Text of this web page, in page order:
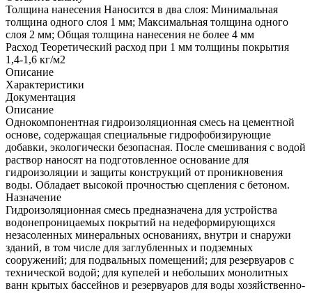
Толщина нанесения Наносится в два слоя: Минимальная
толщина одного слоя 1 мм; Максимальная толщина одного
слоя 2 мм; Общая толщина нанесения не более 4 мм
Расход Теоретический расход при 1 мм толщины покрытия
1,4-1,6 кг/м2
Описание
Характеристики
Документация
Описание
Однокомпонентная гидроизоляционная смесь на цементной
основе, содержащая специальные гидрофобизирующие
добавки, экологически безопасная. После смешивания с водой
раствор наносят на подготовленное основание для
гидроизоляции и защиты конструкций от проникновения
воды. Обладает высокой прочностью сцепления с бетоном.
Назначение
Гидроизоляционная смесь предназначена для устройства
водонепроницаемых покрытий на недеформирующихся
незасоленных минеральных основаниях, внутри и снаружи
зданий, в том числе для заглубленных и подземных
сооружений; для подвальных помещений; для резервуаров с
технической водой; для купелей и небольших монолитных
ванн крытых бассейнов и резервуаров для воды хозяйственно-